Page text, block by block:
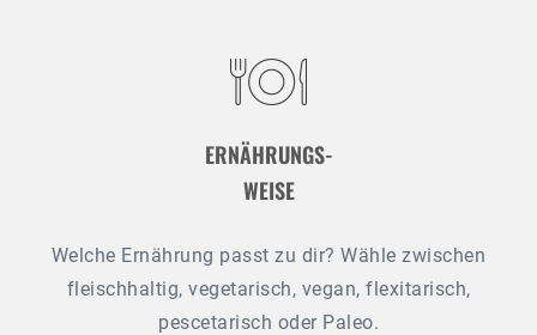
ERNÄHRUNGS-
WEISE
Welche Ernährung passt zu dir? Wähle zwischen
fleischhaltig, vegetarisch, vegan, flexitarisch,
pescetarisch oder Paleo.